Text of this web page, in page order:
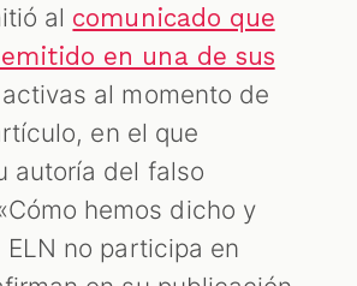
al comunicado que
en una de sus
activas al momento de
en el que
autoría del falso
hemos dicho y
no participa en